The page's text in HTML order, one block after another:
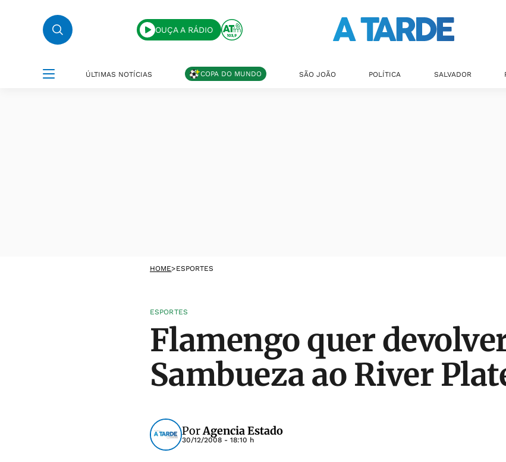
OUÇA A RÁDIO
ÚLTIMAS NOTÍCIAS COPA DO MUNDO SÃO JOÃO POLÍTICA SALVADOR
HOME>ESPORTES
ESPORTES
Flamengo quer
Sambueza ao River
PorAgencia Estado
30/12/2008 - 18:10 h